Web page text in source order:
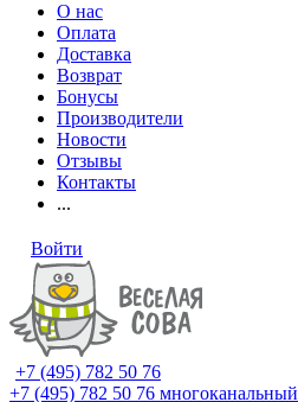
О нас
Оплата
Доставка
Возврат
Бонусы
Производители
Новости
Отзывы
Контакты
...
Войти
+7 (495) 782 50 76
+7 (495) 782 50 76 многоканальный